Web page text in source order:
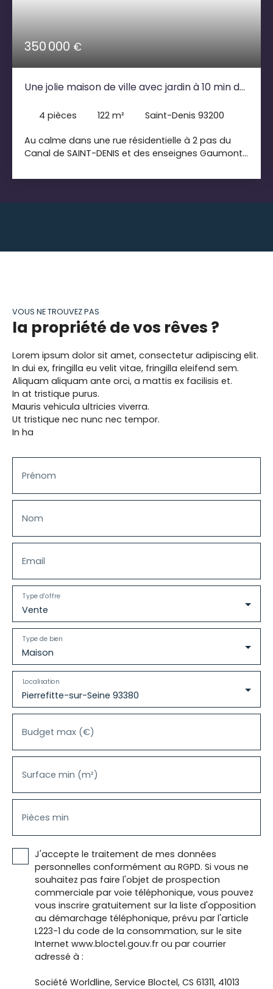
350 000€
Une jolie maison de ville avec jardin à 10 min du
4 pièces 122 m² Saint-Denis 93200
Au calme dans une rue résidentielle à 2 pas du
Canal de SAINT-DENIS et des enseignes Gaumont,
charme est située entre le Stade de France et la
une troisième chambre de 20 m2 (27 m² au sol)
est aménagée dans les combles. A 50 mètres des
crèches et des écoles, 10 min à pied du métro
Stade de France. Arrivée d'un futur tramway T8
vers la station Rosa Parks toute proche, pas de
problème de stationnement dans la rue, cette
maison vous tend les bras. Un DPE en D Visite
virtuelle immédiate.
VOUS NE TROUVEZ PAS
la propriété de vos rêves ?
Lorem ipsum dolor sit amet, consectetur adipiscing elit.
In dui ex, fringilla eu velit vitae, fringilla eleifend sem.
Aliquam aliquam ante orci, a mattis ex facilisis et.
In at tristique purus.
Mauris vehicula ultricies viverra.
Ut tristique nec nunc nec tempor.
In ha
Prénom
Nom
Email
Vente
Type d'offre
Maison
Type de bien
Pierrefitte-sur-Seine 93380
Localisation
Budget max (€)
Surface min (m²)
Pièces min
J'accepte le traitement de mes données
personnelles conformément au RGPD. Si vous ne
souhaitez pas faire l'objet de prospection
commerciale par voie téléphonique, vous pouvez
vous inscrire gratuitement sur la liste d'opposition
au démarchage téléphonique, prévu par l'article
L223-1 du code de la consommation, sur le site
Internet www.bloctel.gouv.fr ou par courrier
adressé à :
Société Worldline, Service Bloctel, CS 61311, 41013